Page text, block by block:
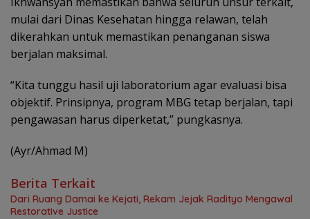
mulai dari Dinas Kesehatan hingga relawan, telah
dikerahkan untuk memastikan penanganan siswa
berjalan maksimal.
“Kita tunggu hasil uji laboratorium agar evaluasi bisa
objektif. Prinsipnya, program MBG tetap berjalan, tapi
pengawasan harus diperketat,” pungkasnya.
(Ayr/Ahmad M)
Berita Terkait
Dari Ruang Damai ke Kejati, Rekam Jejak Radityo Mengawal
Restorative Justice